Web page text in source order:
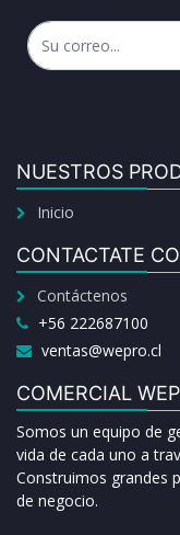
NUESTROS
Inicio
CONTACTATE
Contáctenos
+56 222687100
ventas@wepro.cl
COMERCIAL
Somos un equipo de
vida de cada uno a
Construimos grandes
de negocio.